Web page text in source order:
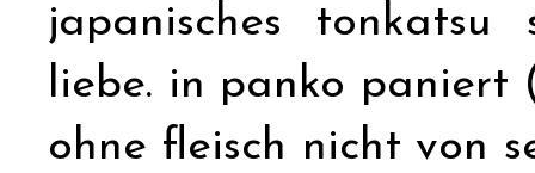
japanisches tonkatsu
liebe. in panko paniert
ohne fleisch nicht von